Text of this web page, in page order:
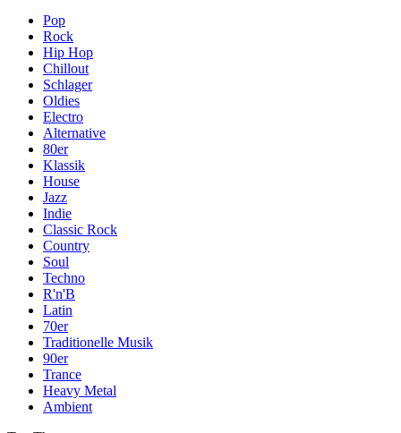
Pop
Rock
Hip Hop
Chillout
Schlager
Oldies
Electro
Alternative
80er
Klassik
House
Jazz
Indie
Classic Rock
Country
Soul
Techno
R'n'B
Latin
70er
Traditionelle Musik
90er
Trance
Heavy Metal
Ambient